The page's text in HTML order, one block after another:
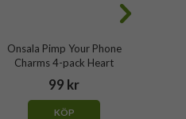
Onsala Pimp Your Phone
Charms 4-pack Heart
99 kr
KÖP